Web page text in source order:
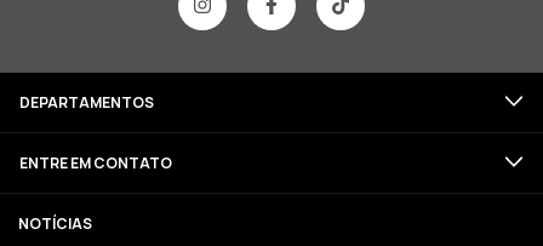
DEPARTAMENTOS
ENTRE EM CONTATO
NOTÍCIAS